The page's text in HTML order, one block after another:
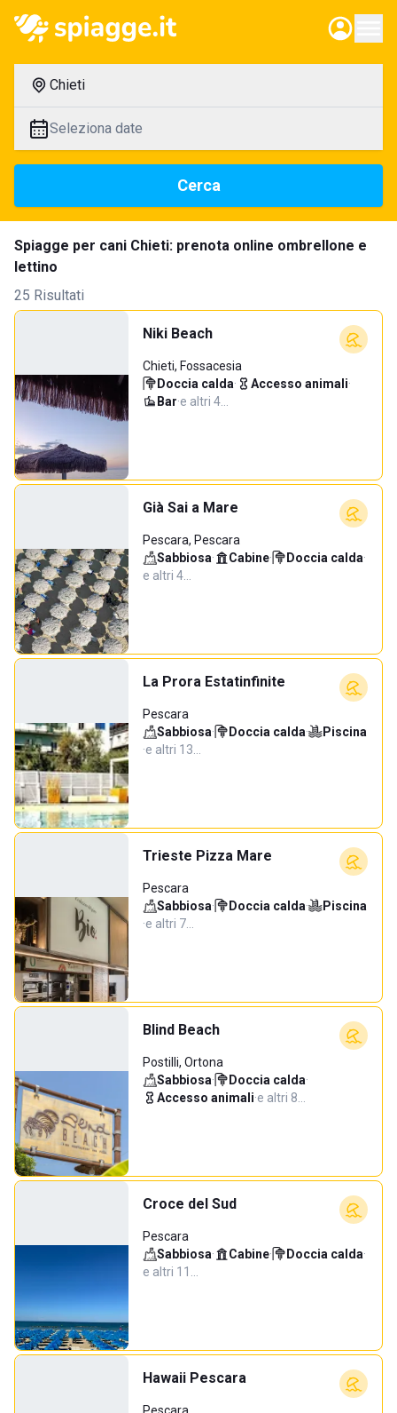
Chieti
Seleziona date
Cerca
Spiagge per cani Chieti: prenota online ombrellone e
lettino
25 Risultati
Niki Beach
Chieti, Fossacesia
Doccia calda· Accesso animali·
Bar·e altri 4…
Già Sai a Mare
Pescara, Pescara
Sabbiosa· Cabine· Doccia calda·
e altri 4…
La Prora Estatinfinite
Pescara
Sabbiosa· Doccia calda·
Piscina
·e altri 13…
Trieste Pizza Mare
Pescara
Sabbiosa· Doccia calda·
Piscina
·e altri 7…
Blind Beach
Postilli, Ortona
Sabbiosa· Doccia calda·
Accesso animali·e altri 8…
Croce del Sud
Pescara
Sabbiosa· Cabine· Doccia calda·
e altri 11…
Hawaii Pescara